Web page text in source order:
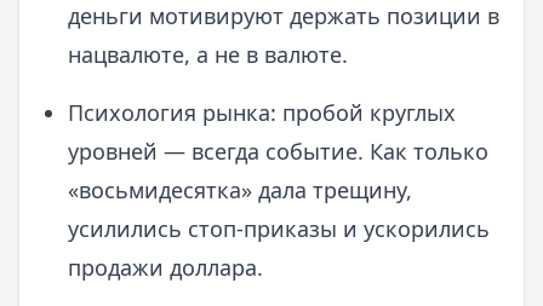
деньги мотивируют держать позиции в
нацвалюте, а не в валюте.
Психология рынка: пробой круглых
уровней — всегда событие. Как только
«восьмидесятка» дала трещину,
усилились стоп-приказы и ускорились
продажи доллара.